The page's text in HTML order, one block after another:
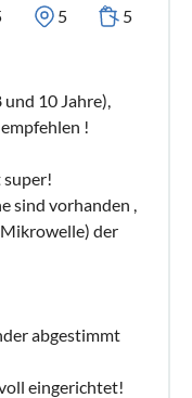
5 5
10 Jahre),
!
super!
sind vorhanden ,
der
abgestimmt
eingerichtet!